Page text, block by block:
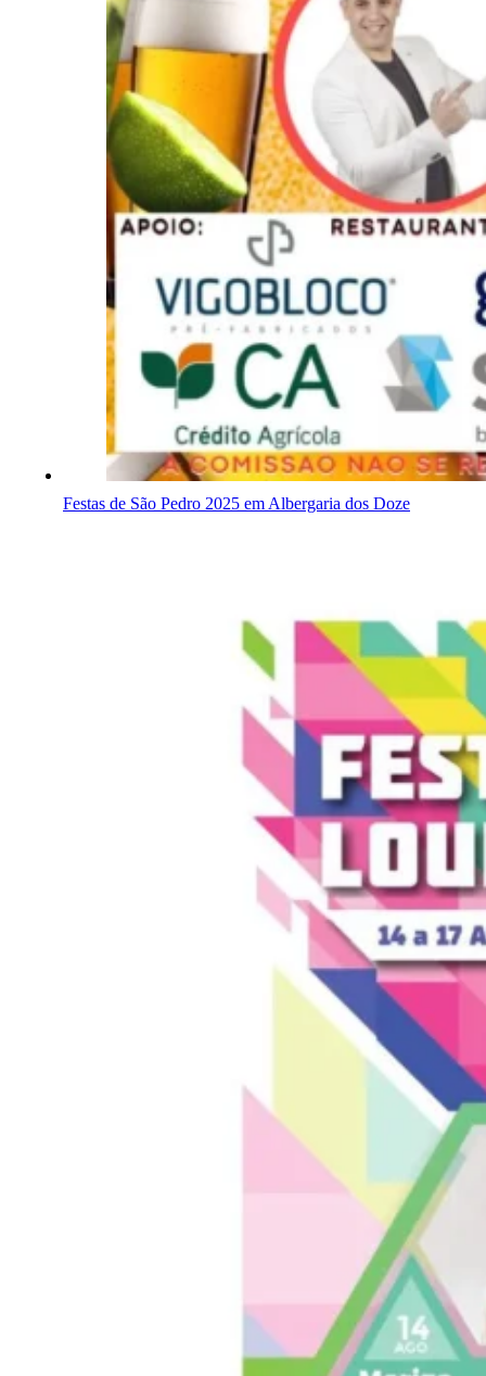
Festas de São Pedro 2025 em Albergaria dos Doze